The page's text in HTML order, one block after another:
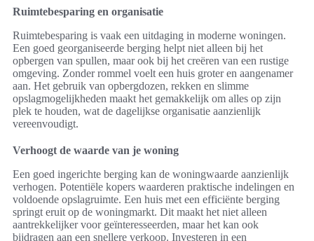
Ruimtebesparing en organisatie
Ruimtebesparing is vaak een uitdaging in moderne woningen.
Een goed georganiseerde berging helpt niet alleen bij het
opbergen van spullen, maar ook bij het creëren van een rustige
omgeving. Zonder rommel voelt een huis groter en aangenamer
aan. Het gebruik van opbergdozen, rekken en slimme
opslagmogelijkheden maakt het gemakkelijk om alles op zijn
plek te houden, wat de dagelijkse organisatie aanzienlijk
vereenvoudigt.
Verhoogt de waarde van je woning
Een goed ingerichte berging kan de woningwaarde aanzienlijk
verhogen. Potentiële kopers waarderen praktische indelingen en
voldoende opslagruimte. Een huis met een efficiënte berging
springt eruit op de woningmarkt. Dit maakt het niet alleen
aantrekkelijker voor geïnteresseerden, maar het kan ook
bijdragen aan een snellere verkoop. Investeren in een